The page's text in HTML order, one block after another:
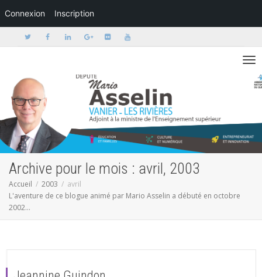
Connexion Inscription
Activer/
Archive pour le mois : avril, 2003
Accueil 2003
avril
L'aventure de ce blogue animé par Mario Asselin a débuté en octobre
2002...